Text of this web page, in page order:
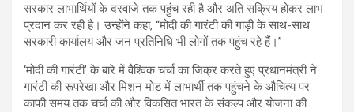
सरकार लाभार्थियों के दरवाजे तक पहुंच रही है और अति सक्रिय होकर लाभ
प्रदान कर रही है। उन्होंने कहा, “मोदी की गारंटी की गाड़ी के साथ-साथ
सरकारी कार्यालय और जन प्रतिनिधि भी लोगों तक पहुंच रहे हैं।”
‘मोदी की गारंटी’ के बारे में वैश्विक चर्चा का जिक्र करते हुए प्रधानमंत्री ने
गारंटी की रूपरेखा और मिशन मोड में लाभार्थी तक पहुंचने के औचित्य पर
काफी समय तक चर्चा की और विकसित भारत के संकल्प और योजना की